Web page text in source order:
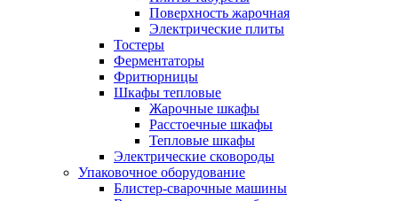
Поверхность жарочная
Электрические плиты
Тостеры
Ферментаторы
Фритюрницы
Шкафы тепловые
Жарочные шкафы
Расстоечные шкафы
Тепловые шкафы
Электрические сковороды
Упаковочное оборудование
Блистер-сварочные машины